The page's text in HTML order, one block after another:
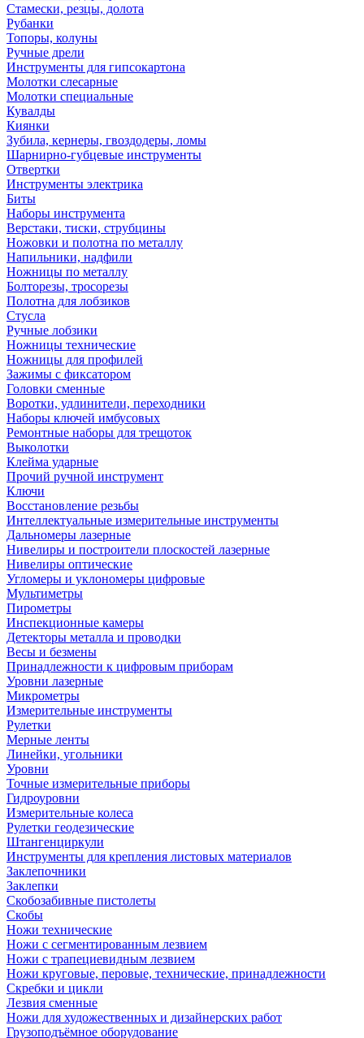
Стамески, резцы, долота
Рубанки
Топоры, колуны
Ручные дрели
Инструменты для гипсокартона
Молотки слесарные
Молотки специальные
Кувалды
Киянки
Зубила, кернеры, гвоздодеры, ломы
Шарнирно-губцевые инструменты
Отвертки
Инструменты электрика
Биты
Наборы инструмента
Верстаки, тиски, струбцины
Ножовки и полотна по металлу
Напильники, надфили
Ножницы по металлу
Болторезы, тросорезы
Полотна для лобзиков
Стусла
Ручные лобзики
Ножницы технические
Ножницы для профилей
Зажимы с фиксатором
Головки сменные
Воротки, удлинители, переходники
Наборы ключей имбусовых
Ремонтные наборы для трещоток
Выколотки
Клейма ударные
Прочий ручной инструмент
Ключи
Восстановление резьбы
Интеллектуальные измерительные инструменты
Дальномеры лазерные
Нивелиры и построители плоскостей лазерные
Нивелиры оптические
Угломеры и уклономеры цифровые
Мультиметры
Пирометры
Инспекционные камеры
Детекторы металла и проводки
Весы и безмены
Принадлежности к цифровым приборам
Уровни лазерные
Микрометры
Измерительные инструменты
Рулетки
Мерные ленты
Линейки, угольники
Уровни
Точные измерительные приборы
Гидроуровни
Измерительные колеса
Рулетки геодезические
Штангенциркули
Инструменты для крепления листовых материалов
Заклепочники
Заклепки
Скобозабивные пистолеты
Скобы
Ножи технические
Ножи с сегментированным лезвием
Ножи с трапециевидным лезвием
Ножи круговые, перовые, технические, принадлежности
Скребки и цикли
Лезвия сменные
Ножи для художественных и дизайнерских работ
Грузоподъёмное оборудование